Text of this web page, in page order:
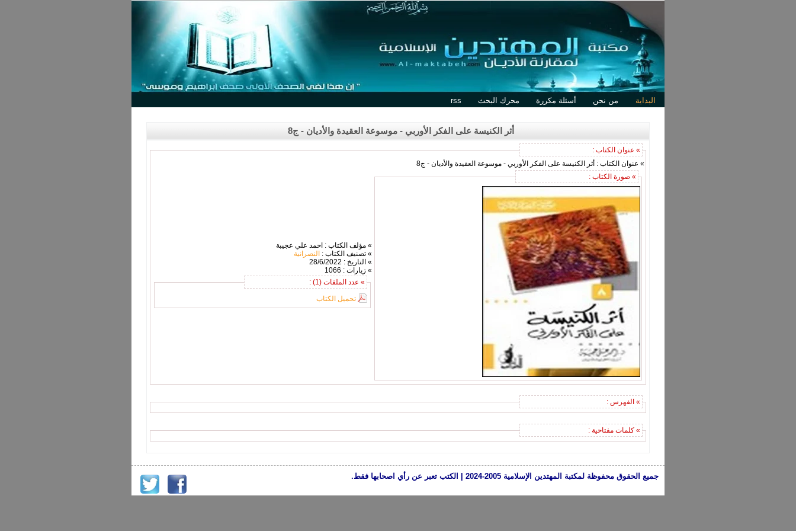
البداية من نحن أسئلة مكررة محرك البحث rss
أثر الكنيسة على الفكر الأوربي - موسوعة العقيدة والأديان - ج8
» عنوان الكتاب :
» عنوان الكتاب : أثر الكنيسة على الفكر الأوربي - موسوعة العقيدة والأديان - ج8
» صورة الكتاب :
» مؤلف الكتاب : احمد علي عجيبة
» تصنيف الكتاب : النصرانية
» التاريخ : 28/6/2022
» زيارات : 1066
» عدد الملفات (1) :
تحميل الكتاب
» الفهرس :
» كلمات مفتاحية :
جميع الحقوق محفوظة لمكتبة المهتدين الإسلامية 2005-2024 | الكتب تعبر عن رأي اصحابها فقط.